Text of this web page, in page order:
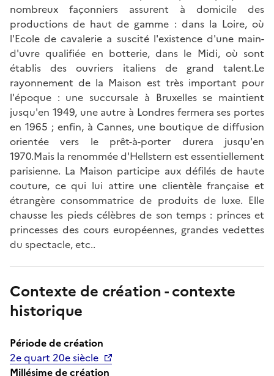
nombreux façonniers assurent à domicile des
productions de haut de gamme : dans la Loire, où
l'Ecole de cavalerie a suscité l'existence d'une main-
d'uvre qualifiée en botterie, dans le Midi, où sont
établis des ouvriers italiens de grand talent.Le
rayonnement de la Maison est très important pour
l'époque : une succursale à Bruxelles se maintient
jusqu'en 1949, une autre à Londres fermera ses portes
en 1965 ; enfin, à Cannes, une boutique de diffusion
orientée vers le prêt-à-porter durera jusqu'en
1970.Mais la renommée d'Hellstern est essentiellement
parisienne. La Maison participe aux défilés de haute
couture, ce qui lui attire une clientèle française et
étrangère consommatrice de produits de luxe. Elle
chausse les pieds célèbres de son temps : princes et
princesses des cours européennes, grandes vedettes
du spectacle, etc..
Contexte de création - contexte
historique
Période de création
2e quart 20e siècle
Millésime de création